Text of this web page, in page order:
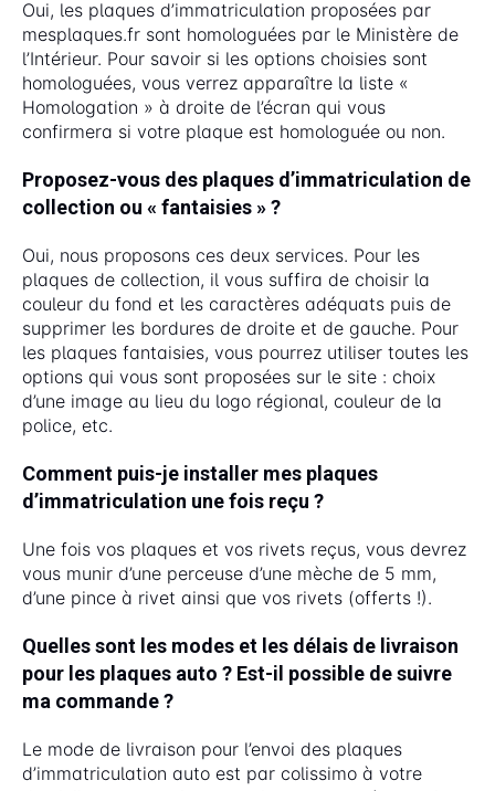
Oui, les plaques d’immatriculation proposées par
mesplaques.fr sont homologuées par le Ministère de
l’Intérieur. Pour savoir si les options choisies sont
homologuées, vous verrez apparaître la liste «
Homologation » à droite de l’écran qui vous
confirmera si votre plaque est homologuée ou non.
Proposez-vous des plaques d’immatriculation de
collection ou « fantaisies » ?
Oui, nous proposons ces deux services. Pour les
plaques de collection, il vous suffira de choisir la
couleur du fond et les caractères adéquats puis de
supprimer les bordures de droite et de gauche. Pour
les plaques fantaisies, vous pourrez utiliser toutes les
options qui vous sont proposées sur le site : choix
d’une image au lieu du logo régional, couleur de la
police, etc.
Comment puis-je installer mes plaques
d’immatriculation une fois reçu ?
Une fois vos plaques et vos rivets reçus, vous devrez
vous munir d’une perceuse d’une mèche de 5 mm,
d’une pince à rivet ainsi que vos rivets (offerts !).
Quelles sont les modes et les délais de livraison
pour les plaques auto ? Est-il possible de suivre
ma commande ?
Le mode de livraison pour l’envoi des plaques
d’immatriculation auto est par colissimo à votre